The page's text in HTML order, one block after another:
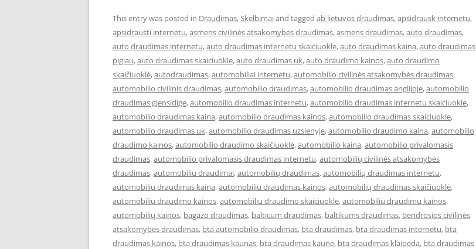
This entry was posted in Draudimas,Skelbimaiand tagged ab lietuvos draudimas,apsidrausk internetu,
apsidrausti internetu,asmens civilinės atsakomybės draudimas,asmens draudimas,auto draudimas,
auto draudimas internetu,auto draudimas internetu skaiciuokle,auto draudimas kaina,auto draudimas
pigiau,auto draudimas skaiciuokle,auto draudimas uk,auto draudimo kainos,auto draudimo
skaičiuoklė,autodraudimas,automobiliai internetu,automobilio civilinės atsakomybės draudimas,
automobilio civilinis draudimas,automobilio draudimas,automobilio draudimas anglijoje,automobilio
draudimas gjensidige,automobilio draudimas internetu,automobilio draudimas internetu skaiciuokle,
automobilio draudimas kaina,automobilio draudimas kainos,automobilio draudimas skaiciuokle,
automobilio draudimas uk,automobilio draudimas uzsienyje,automobilio draudimo kaina,automobilio
draudimo kainos,automobilio draudimo skaičiuoklė,automobilio kaina,automobilio privalomasis
draudimas,automobilio privalomasis draudimas internetu,automobilių civilinės atsakomybės
draudimas,automobiliu draudimai,automobilių draudimas,automobilių draudimas internetu,
automobiliu draudimas kaina,automobiliu draudimas kainos,automobilių draudimas skaičiuoklė,
automobiliu draudimo kainos,automobiliu draudimo skaiciuokle,automobiliu draudimu kainos,
automobilių kainos, bagazo draudimas, balticum draudimas, baltikums draudimas, bendrosios civilinės
atsakomybės draudimas, bta automobilio draudimas, bta draudimas, bta draudimas internetu, bta
draudimas kainos, bta draudimas kaunas, bta draudimas kaune, bta draudimas klaipeda, bta draudimas